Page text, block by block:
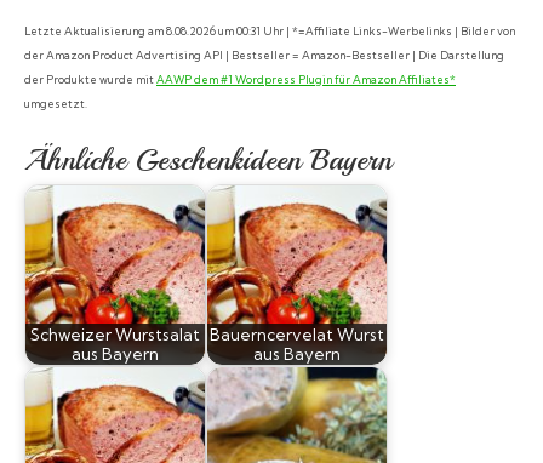
Letzte Aktualisierung am 8.08.2026 um 00:31 Uhr | *=Affiliate Links-Werbelinks | Bilder von
der Amazon Product Advertising API | Bestseller = Amazon-Bestseller | Die Darstellung
der Produkte wurde mitAAWP dem #1 Wordpress Plugin für Amazon Affiliates*
umgesetzt.
Ähnliche Geschenkideen Bayern
Schweizer Wurstsalat
aus Bayern
Bauerncervelat Wurst
aus Bayern